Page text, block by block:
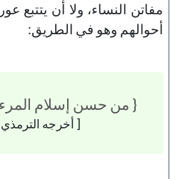
مفاتن النساء، ولا أن يتتبع
أحوالهم وهو في الطريق:
{ من حسن إسلام المرء
[ أخرجه